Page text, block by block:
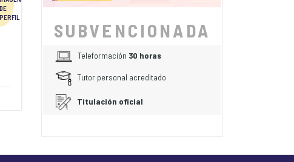
SUBVENCIONADA
Teleformación 30 horas
Tutor personal acreditado
Titulación oficial